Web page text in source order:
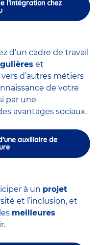
l’intégration chez
d’un cadre de travail
et
vers d’autres métiers
de votre
par une
avantages sociaux.
auxiliaire de
à un projet
et l’inclusion, et
meilleures